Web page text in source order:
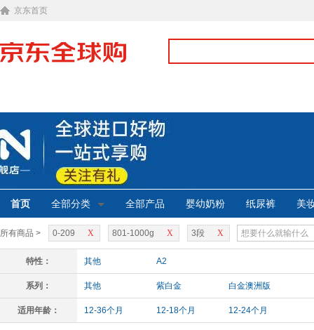
京东首页
首页 全部分类 全部产品 婴幼奶粉 纸尿裤 美
所有商品 > X
0-209 X
801-1000g X
3段
特性： 其他 A2
系列： 其他 紫白金 白金澳洲版
适用年龄： 12-36个月 12-18个月 12-24个月